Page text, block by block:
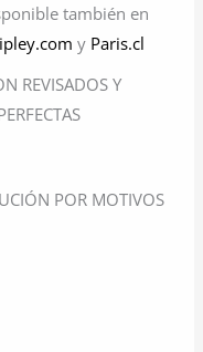
también en
y Paris.cl
REVISADOS Y
POR MOTIVOS